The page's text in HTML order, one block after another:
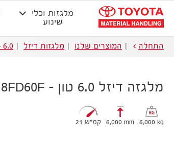
מלגזות וכלי
שינוע
התחלה המוצרים שלנו מלגזות דיזל 6.0 - 8.0 טון
מלגזה דיזל 6.0 טון – 8FD60F
6,000 kg
6,000 mm 21 קמ״ש